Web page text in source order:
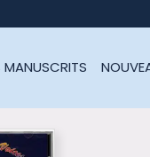
MANUSCRITS